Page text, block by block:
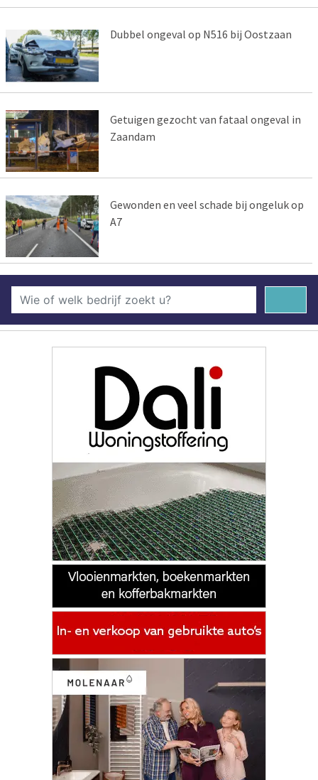
Dubbel ongeval op N516 bij Oostzaan
Getuigen gezocht van fataal ongeval in
Zaandam
Gewonden en veel schade bij ongeluk op
A7